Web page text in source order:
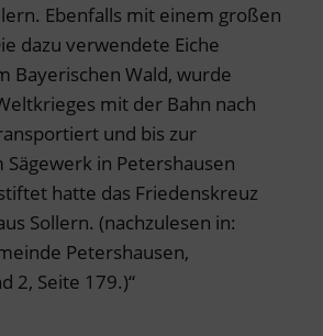
Ebenfalls mit einem großen
dazu verwendete Eiche
Bayerischen Wald, wurde
mit der Bahn nach
und bis zur
in Petershausen
hatte das Friedenskreuz
Sollern. (nachzulesen in:
Petershausen,
2, Seite 179.)“